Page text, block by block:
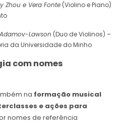
Zhou e Vera Fonte(Violino e Piano)
Lawson (Duo de Violinos) –
da Universidade do Minho
com nomes
na formação musical
e ações para
nomes de referência